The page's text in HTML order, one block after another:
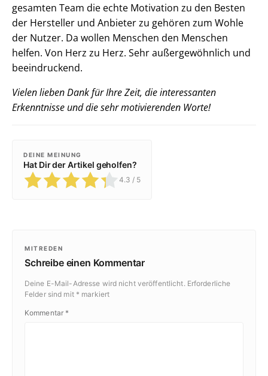
gesamten Team die echte Motivation zu den Besten
der Hersteller und Anbieter zu gehören zum Wohle
der Nutzer. Da wollen Menschen den Menschen
helfen. Von Herz zu Herz. Sehr außergewöhnlich und
beeindruckend.
Vielen lieben Dank für Ihre Zeit, die interessanten
Erkenntnisse und die sehr motivierenden Worte!
DEINE MEINUNG
Hat Dir der Artikel geholfen?
4.3 / 5
MITREDEN
Schreibe einen Kommentar
Deine E-Mail-Adresse wird nicht veröffentlicht. Erforderliche
Felder sind mit * markiert
Kommentar *